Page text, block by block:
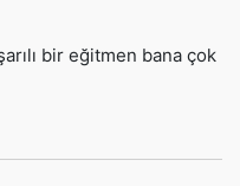
bir eğitmen bana çok